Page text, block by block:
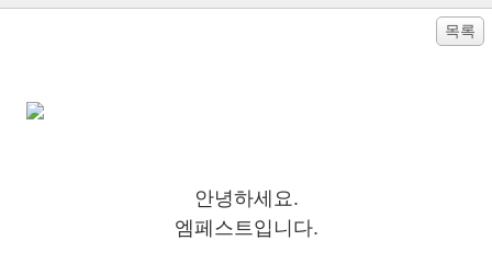
목록
안녕하세요.
엠페스트입니다.